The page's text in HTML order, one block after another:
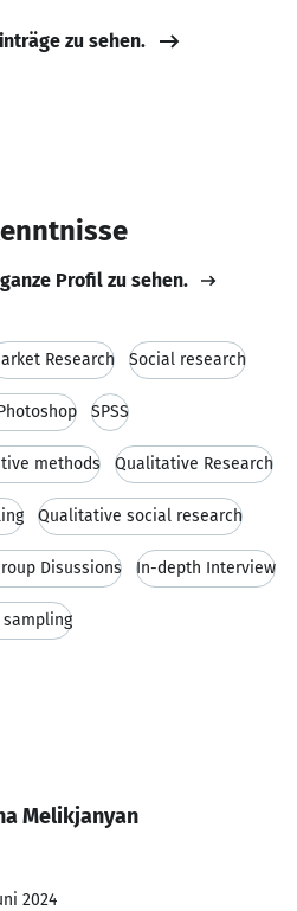
zu sehen.
Profil zu sehen.
Research Social research
SPSS
methods Qualitative Research
Qualitative social research
Disussions In-depth Interview
Melikjanyan
2024